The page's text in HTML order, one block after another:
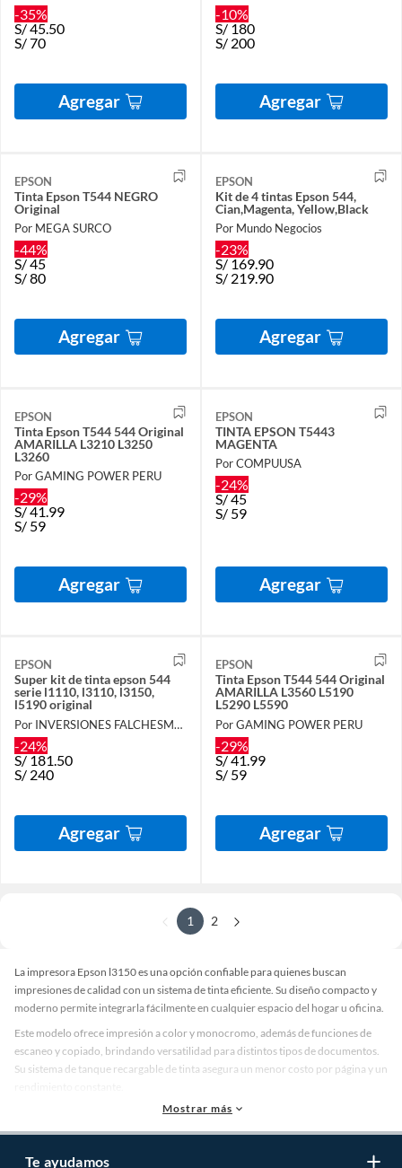
-35%
S/45.50
S/70
Agregar
-10%
S/180
S/ 200
Agregar
EPSON
Tinta Epson T544 NEGRO
Original
Por MEGA SURCO
-44%
S/45
S/80
Agregar
EPSON
Kit de 4 tintas Epson 544,
Cian,Magenta, Yellow,Black
Por Mundo Negocios
-23%
S/169.90
S/ 219.90
Agregar
EPSON
Tinta Epson T544 544 Original
AMARILLA L3210 L3250
L3260
Por GAMING POWER PERU
-29%
S/41.99
S/ 59
Agregar
EPSON
TINTA EPSON T5443
MAGENTA
Por COMPUUSA
-24%
S/45
S/ 59
Agregar
EPSON
Super kit de tinta epson 544
serie l1110, l3110, l3150,
l5190 original
Por INVERSIONES FALCHESMURTA
-24%
S/181.50
S/ 240
Agregar
EPSON
Tinta Epson T544 544 Original
AMARILLA L3560 L5190
L5290 L5590
Por GAMING POWER PERU
-29%
S/41.99
S/ 59
Agregar
1 2
La impresora Epson l3150 es una opción confiable para quienes buscan
impresiones de calidad con un sistema de tinta eficiente. Su diseño compacto y
moderno permite integrarla fácilmente en cualquier espacio del hogar u oficina.
Este modelo ofrece impresión a color y monocromo, además de funciones de
escaneo y copiado, brindando versatilidad para distintos tipos de documentos.
Su sistema de tanque recargable de tinta asegura un menor costo por página y un
Beneficios de la impresora Epson l3150
Entre los beneficios más destacados de la impresora Epson l3150 se encuentra la
capacidad de imprimir grandes volúmenes de manera económica, gracias a su
Mostrar más
Te ayudamos